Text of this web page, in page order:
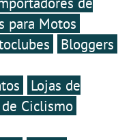
para Motos
Bloggers
Lojas de
Ciclismo